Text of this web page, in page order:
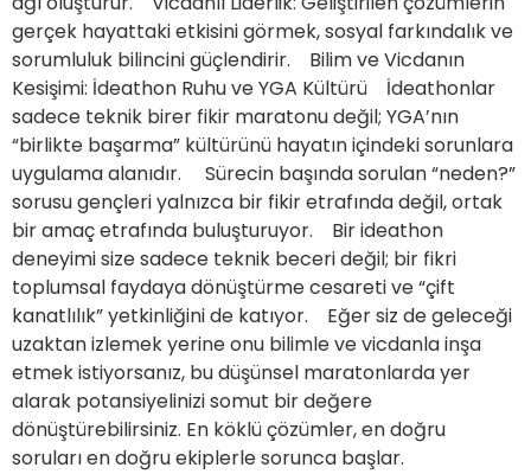
gerçek hayattaki etkisini görmek, sosyal farkındalık ve
sorumluluk bilincini güçlendirir. Bilim ve Vicdanın
Kesişimi: İdeathon Ruhu ve YGA Kültürü İdeathonlar
sadece teknik birer fikir maratonu değil; YGA’nın
“birlikte başarma” kültürünü hayatın içindeki sorunlara
uygulama alanıdır. Sürecin başında sorulan “neden?”
sorusu gençleri yalnızca bir fikir etrafında değil, ortak
bir amaç etrafında buluşturuyor. Bir ideathon
deneyimi size sadece teknik beceri değil; bir fikri
toplumsal faydaya dönüştürme cesareti ve “çift
kanatlılık” yetkinliğini de katıyor. Eğer siz de geleceği
uzaktan izlemek yerine onu bilimle ve vicdanla inşa
etmek istiyorsanız, bu düşünsel maratonlarda yer
alarak potansiyelinizi somut bir değere
dönüştürebilirsiniz. En köklü çözümler, en doğru
soruları en doğru ekiplerle sorunca başlar.